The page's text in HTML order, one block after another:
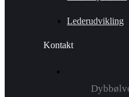
Lederudvikling
Kontakt